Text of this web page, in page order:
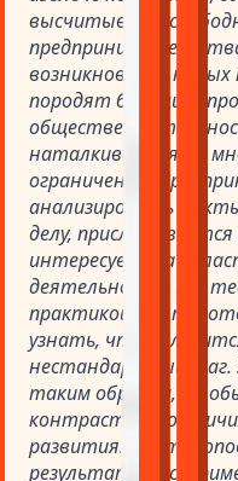
высчитывает
возникновение
породят будущий
обществе
наталкивается на
ограничения.
анализировать
делу,
интересует та
деятельности, где
практикой. Он
узнать, что
нестандартный шаг.
таким образом,
контрастные
развития.
результаты